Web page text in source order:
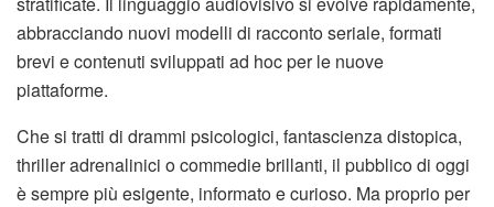
abbracciando nuovi modelli di racconto seriale, formati
brevi e contenuti sviluppati ad hoc per le nuove
piattaforme.
Che si tratti di drammi psicologici, fantascienza distopica,
thriller adrenalinici o commedie brillanti, il pubblico di oggi
è sempre più esigente, informato e curioso. Ma proprio per